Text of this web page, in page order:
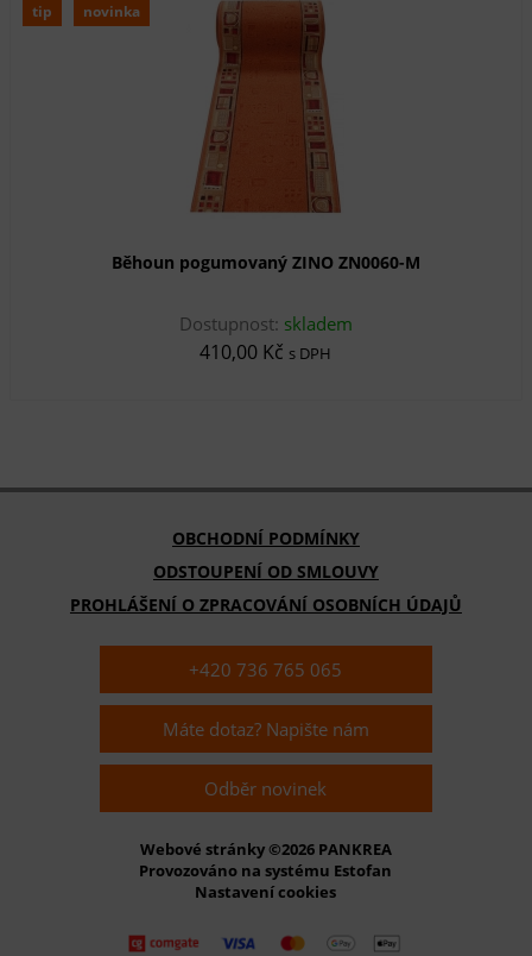
tip novinka
Běhoun pogumovaný ZINO ZN0060-M
Dostupnost: skladem
410,00 Kč s DPH
OBCHODNÍ PODMÍNKY
ODSTOUPENÍ OD SMLOUVY
PROHLÁŠENÍ O ZPRACOVÁNÍ OSOBNÍCH ÚDAJŮ
+420 736 765 065
Máte dotaz? Napište nám
Odběr novinek
Webové stránky ©2026 PANKREA
Provozováno na systému Estofan
Nastavení cookies